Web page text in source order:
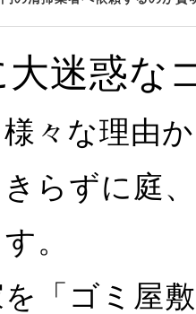
迷惑な
々な理由
らずに庭
。
「ゴミ屋